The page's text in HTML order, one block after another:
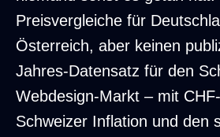
Preisvergleiche für
Österreich, aber keinen
Jahres-Datensatz für den
Webdesign-Markt – mit
Schweizer Inflation und den